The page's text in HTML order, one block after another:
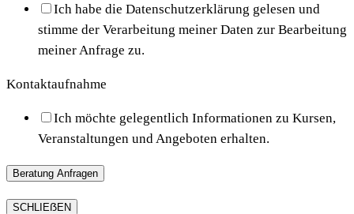
Ich habe die Datenschutzerklärung gelesen und
stimme der Verarbeitung meiner Daten zur Bearbeitung
meiner Anfrage zu.
Kontaktaufnahme
Ich möchte gelegentlich Informationen zu Kursen,
Veranstaltungen und Angeboten erhalten.
Beratung Anfragen
SCHLIEẞEN